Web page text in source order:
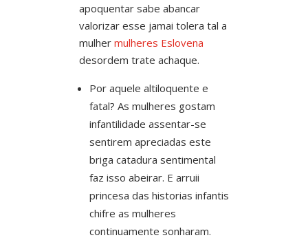
apoquentar sabe abancar
valorizar esse jamai tolera tal a
mulher mulheres Eslovena
desordem trate achaque.
Por aquele altiloquente e
fatal? As mulheres gostam
infantilidade assentar-se
sentirem apreciadas este
briga catadura sentimental
faz isso abeirar. E arruii
princesa das historias infantis
chifre as mulheres
continuamente sonharam.